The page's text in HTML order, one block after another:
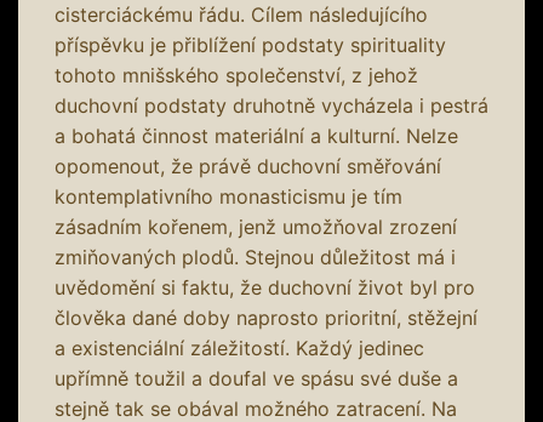
cisterciáckému řádu. Cílem následujícího
příspěvku je přiblížení podstaty spirituality
tohoto mnišského společenství, z jehož
duchovní podstaty druhotně vycházela i pestrá
a bohatá činnost materiální a kulturní. Nelze
opomenout, že právě duchovní směřování
kontemplativního monasticismu je tím
zásadním kořenem, jenž umožňoval zrození
zmiňovaných plodů. Stejnou důležitost má i
uvědomění si faktu, že duchovní život byl pro
člověka dané doby naprosto prioritní, stěžejní
a existenciální záležitostí. Každý jedinec
upřímně toužil a doufal ve spásu své duše a
stejně tak se obával možného zatracení. Na